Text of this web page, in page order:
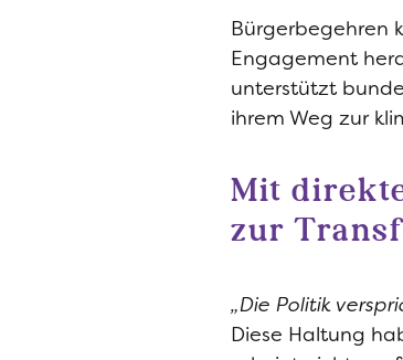
Bürgerbegehren
Engagement
unterstützt
ihrem Weg zur
Mit
zur
„Die Politik
Diese Haltung